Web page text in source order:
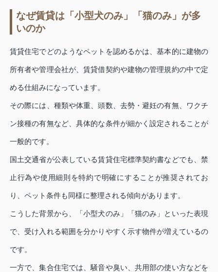
なぜ賃貸は「小型犬のみ」「猫のみ」が多
いのか
賃貸住宅でどのようなペットを認めるかは、基本的に建物の
所有者や管理会社が、賃貸借契約や建物の管理規約の中で定
める仕組みになっています。
その際には、種類や体重、頭数、去勢・避妊の有無、ワクチ
ン接種の有無など、具体的な条件が細かく設定されることが
一般的です。
国土交通省が公表している賃貸住宅標準契約書などでも、禁
止行為や使用細則を特約で明確にすることが推奨されてお
り、ペット条件も同様に整理される傾向があります。
こうした背景から、「小型犬のみ」「猫のみ」といった表現
で、受け入れる範囲を分かりやすく示す物件が増えているの
です。
一方で、集合住宅では、騒音や臭い、共用部の使い方などを